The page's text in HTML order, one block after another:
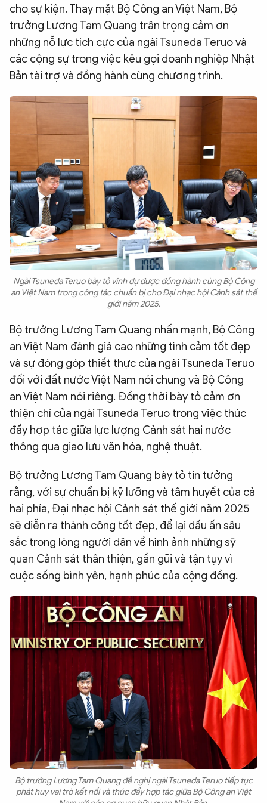
cho sự kiện. Thay mặt Bộ Công an Việt Nam, Bộ
trưởng Lương Tam Quang trân trọng cảm ơn
những nỗ lực tích cực của ngài Tsuneda Teruo và
các cộng sự trong việc kêu gọi doanh nghiệp Nhật
Bản tài trợ và đồng hành cùng chương trình.
Ngài Tsuneda Teruo bày tỏ vinh dự được đồng hành cùng Bộ Công
an Việt Nam trong công tác chuẩn bị cho Đại nhạc hội Cảnh sát thế
giới năm 2025.
Bộ trưởng Lương Tam Quang nhấn mạnh, Bộ Công
an Việt Nam đánh giá cao những tình cảm tốt đẹp
và sự đóng góp thiết thực của ngài Tsuneda Teruo
đối với đất nước Việt Nam nói chung và Bộ Công
an Việt Nam nói riêng. Đồng thời bày tỏ cảm ơn
thiện chí của ngài Tsuneda Teruo trong việc thúc
đẩy hợp tác giữa lực lượng Cảnh sát hai nước
thông qua giao lưu văn hóa, nghệ thuật.
Bộ trưởng Lương Tam Quang bày tỏ tin tưởng
rằng, với sự chuẩn bị kỹ lưỡng và tâm huyết của cả
hai phía, Đại nhạc hội Cảnh sát thế giới năm 2025
sẽ diễn ra thành công tốt đẹp, để lại dấu ấn sâu
sắc trong lòng người dân về hình ảnh những sỹ
quan Cảnh sát thân thiện, gần gũi và tận tụy vì
cuộc sống bình yên, hạnh phúc của cộng đồng.
Bộ trưởng Lương Tam Quang đề nghị ngài Tsuneda Teruo tiếp tục
phát huy vai trò kết nối và thúc đẩy hợp tác giữa Bộ Công an Việt